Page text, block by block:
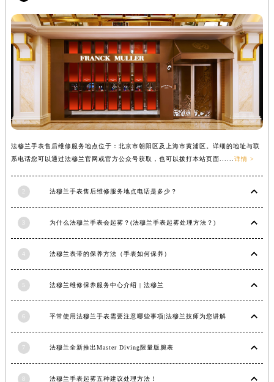
法穆兰手表售后维修服务地点位于：北京市朝阳区及上海市黄浦区。详细的地址与联
系电话您可以通过法穆兰官网或官方公众号获取，也可以拨打本站页面...... 详情 >
2 法穆兰手表售后维修服务地点电话是多少？
3 为什么法穆兰手表会起雾？(法穆兰手表起雾处理方法？)
4 法穆兰表带的保养方法（手表如何保养）
5 法穆兰维修保养服务中心介绍 | 法穆兰
6 平常使用法穆兰手表需要注意哪些事项|法穆兰技师为您讲解
7 法穆兰全新推出Master Diving限量版腕表
8 法穆兰手表起雾五种建议处理方法！